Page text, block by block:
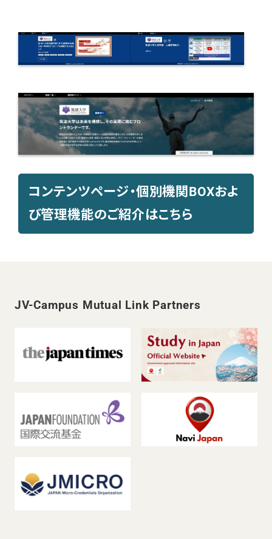
コンテンツページ・個別機関BOXおよ
び管理機能のご紹介はこちら
JV-Campus Mutual Link Partners